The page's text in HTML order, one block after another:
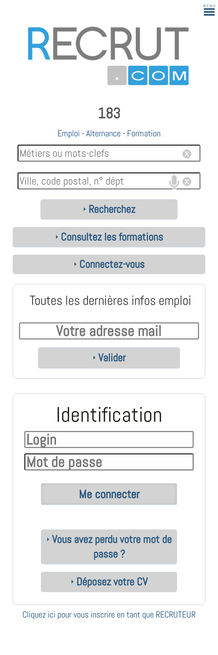
183
Emploi -Alternance - Formation
Recherchez
Consultez les formations
Connectez-vous
Toutes les dernières infos emploi
Valider
Identification
Vous avez perdu votre mot de
passe ?
Déposez votre CV
Cliquez ici pour vous inscrire en tant que RECRUTEUR